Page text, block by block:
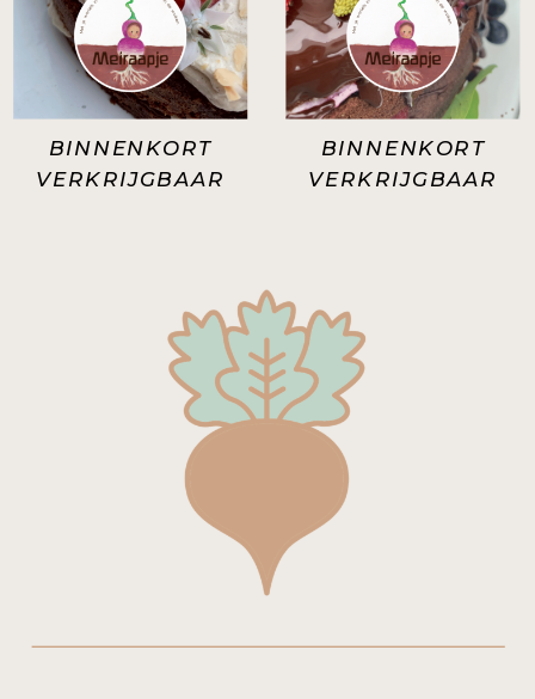
BINNENKORT
VERKRIJGBAAR
BINNENKORT
VERKRIJGBAAR